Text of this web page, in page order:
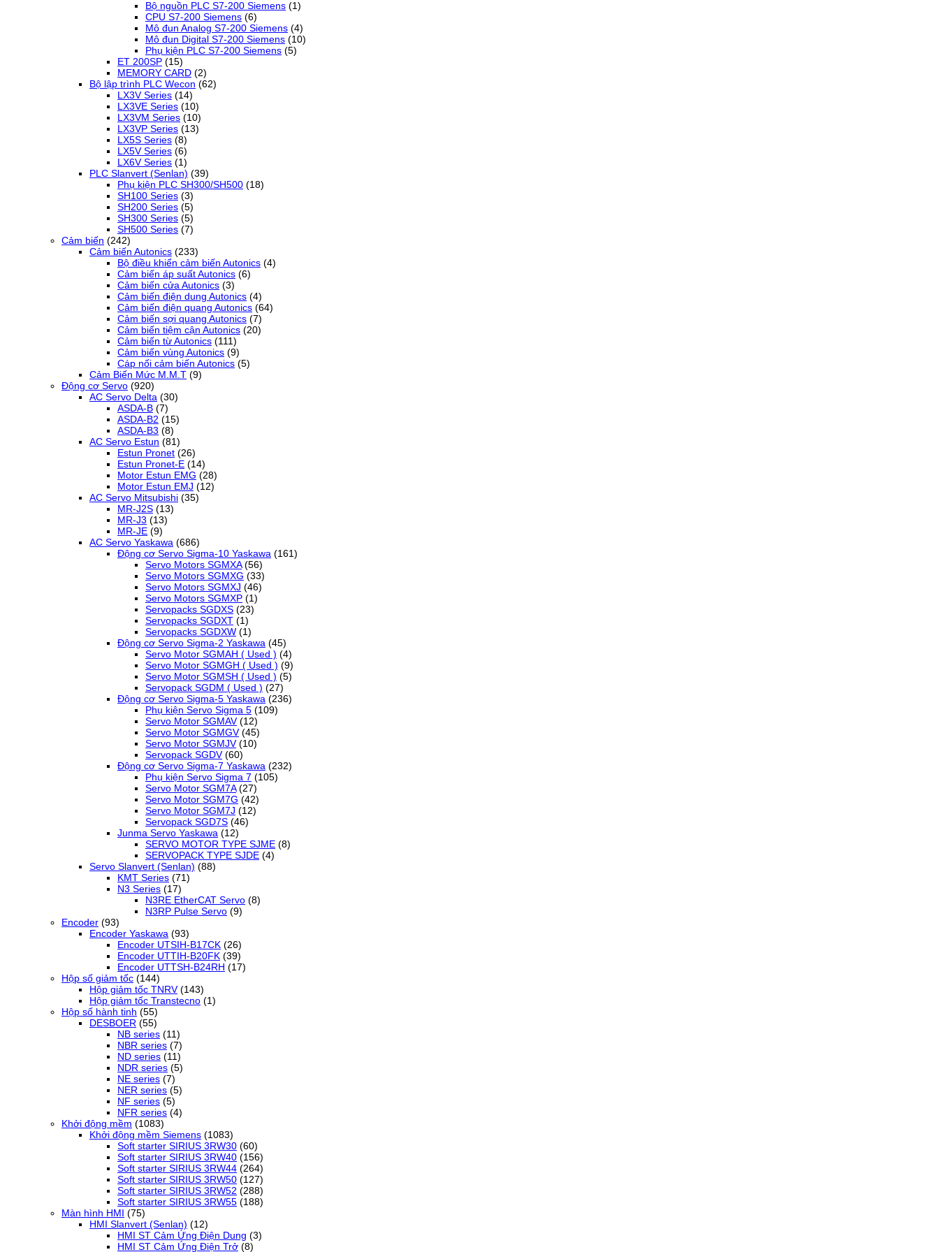
Bộ nguồn PLC S7-200 Siemens (1)
CPU S7-200 Siemens (6)
Mô đun Analog S7-200 Siemens (4)
Mô đun Digital S7-200 Siemens (10)
Phụ kiện PLC S7-200 Siemens (5)
ET 200SP (15)
MEMORY CARD (2)
Bộ lập trình PLC Wecon (62)
LX3V Series (14)
LX3VE Series (10)
LX3VM Series (10)
LX3VP Series (13)
LX5S Series (8)
LX5V Series (6)
LX6V Series (1)
PLC Slanvert (Senlan) (39)
Phụ kiện PLC SH300/SH500 (18)
SH100 Series (3)
SH200 Series (5)
SH300 Series (5)
SH500 Series (7)
Cảm biến (242)
Cảm biến Autonics (233)
Bộ điều khiển cảm biến Autonics (4)
Cảm biến áp suất Autonics (6)
Cảm biến cửa Autonics (3)
Cảm biến điện dung Autonics (4)
Cảm biến điện quang Autonics (64)
Cảm biến sợi quang Autonics (7)
Cảm biến tiệm cận Autonics (20)
Cảm biến từ Autonics (111)
Cảm biến vùng Autonics (9)
Cáp nối cảm biến Autonics (5)
Cảm Biến Mức M.M.T (9)
Động cơ Servo (920)
AC Servo Delta (30)
ASDA-B (7)
ASDA-B2 (15)
ASDA-B3 (8)
AC Servo Estun (81)
Estun Pronet (26)
Estun Pronet-E (14)
Motor Estun EMG (28)
Motor Estun EMJ (12)
AC Servo Mitsubishi (35)
MR-J2S (13)
MR-J3 (13)
MR-JE (9)
AC Servo Yaskawa (686)
Động cơ Servo Sigma-10 Yaskawa (161)
Servo Motors SGMXA (56)
Servo Motors SGMXG (33)
Servo Motors SGMXJ (46)
Servo Motors SGMXP (1)
Servopacks SGDXS (23)
Servopacks SGDXT (1)
Servopacks SGDXW (1)
Động cơ Servo Sigma-2 Yaskawa (45)
Servo Motor SGMAH ( Used ) (4)
Servo Motor SGMGH ( Used ) (9)
Servo Motor SGMSH ( Used ) (5)
Servopack SGDM ( Used ) (27)
Động cơ Servo Sigma-5 Yaskawa (236)
Phụ kiện Servo Sigma 5 (109)
Servo Motor SGMAV (12)
Servo Motor SGMGV (45)
Servo Motor SGMJV (10)
Servopack SGDV (60)
Động cơ Servo Sigma-7 Yaskawa (232)
Phụ kiện Servo Sigma 7 (105)
Servo Motor SGM7A (27)
Servo Motor SGM7G (42)
Servo Motor SGM7J (12)
Servopack SGD7S (46)
Junma Servo Yaskawa (12)
SERVO MOTOR TYPE SJME (8)
SERVOPACK TYPE SJDE (4)
Servo Slanvert (Senlan) (88)
KMT Series (71)
N3 Series (17)
N3RE EtherCAT Servo (8)
N3RP Pulse Servo (9)
Encoder (93)
Encoder Yaskawa (93)
Encoder UTSIH-B17CK (26)
Encoder UTTIH-B20FK (39)
Encoder UTTSH-B24RH (17)
Hộp số giảm tốc (144)
Hộp giảm tốc TNRV (143)
Hộp giảm tốc Transtecno (1)
Hộp số hành tinh (55)
DESBOER (55)
NB series (11)
NBR series (7)
ND series (11)
NDR series (5)
NE series (7)
NER series (5)
NF series (5)
NFR series (4)
Khởi động mềm (1083)
Khởi động mềm Siemens (1083)
Soft starter SIRIUS 3RW30 (60)
Soft starter SIRIUS 3RW40 (156)
Soft starter SIRIUS 3RW44 (264)
Soft starter SIRIUS 3RW50 (127)
Soft starter SIRIUS 3RW52 (288)
Soft starter SIRIUS 3RW55 (188)
Màn hình HMI (75)
HMI Slanvert (Senlan) (12)
HMI ST Cảm Ứng Điện Dung (3)
HMI ST Cảm Ứng Điện Trở (8)